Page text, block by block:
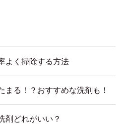
よく掃除する方法
まる！？おすすめな洗剤も！
剤どれがいい？